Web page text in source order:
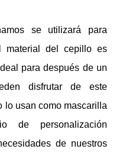
se utilizará para
material del cepillo es
para después de un
disfrutar de este
lo usan como mascarilla
de personalización
de nuestros